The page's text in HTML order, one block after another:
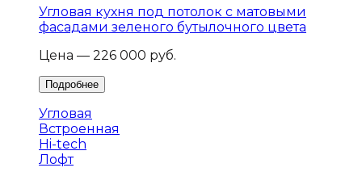
Угловая кухня под потолок с матовыми
фасадами зеленого бутылочного цвета
Цена — 226 000 руб.
Угловая
Встроенная
Hi-tech
Лофт